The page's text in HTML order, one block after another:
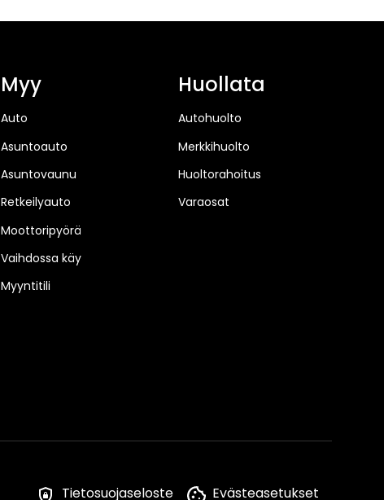
Myy
Auto
Asuntoauto
Asuntovaunu
Retkeilyauto
Moottoripyörä
Vaihdossa käy
Myyntitili
Huollata
Autohuolto
Merkkihuolto
Huoltorahoitus
Varaosat
Tietosuojaseloste Evästeasetukset